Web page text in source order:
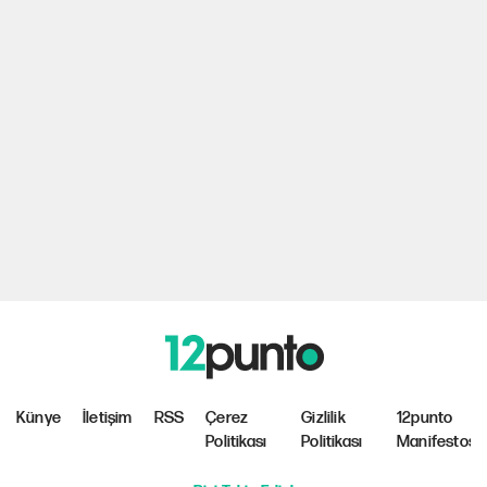
Künye İletişim RSS
Çerez
Politikası
Gizlilik
Politikası
12punto
Manifestosu